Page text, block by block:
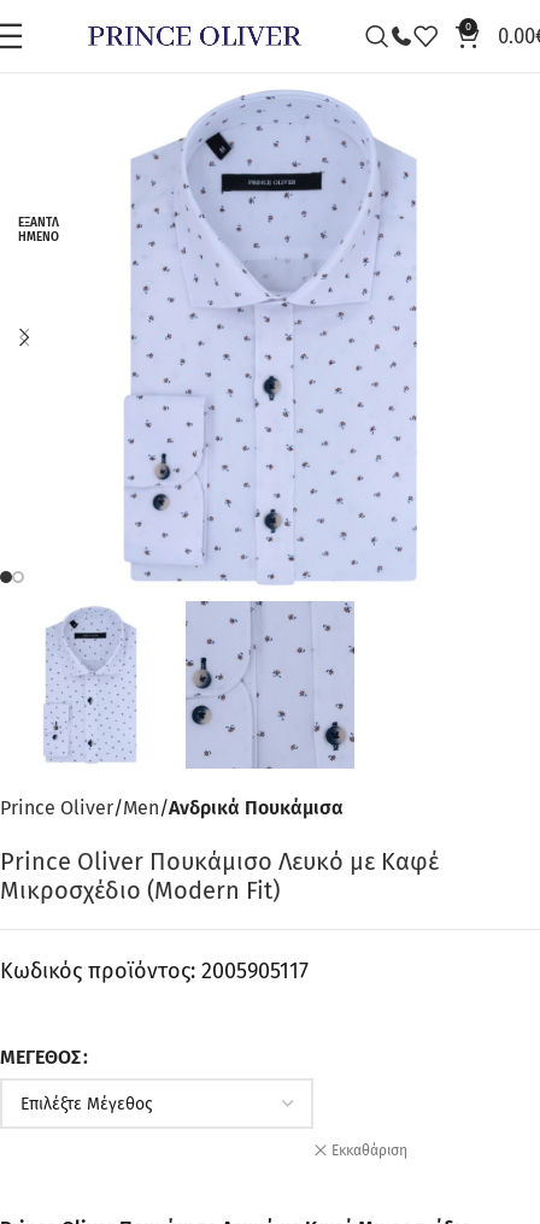
0 0.00
ΕΞΑΝΤΛ
ΗΜΈΝΟ
Prince Oliver Men Ανδρικά Πουκάμισα
Prince Oliver Πουκάμισο Λευκό με Καφέ
Μικροσχέδιο (Modern Fit)
Κωδικός προϊόντος: 2005905117
ΜΈΓΕΘΟΣ
Εκκαθάριση